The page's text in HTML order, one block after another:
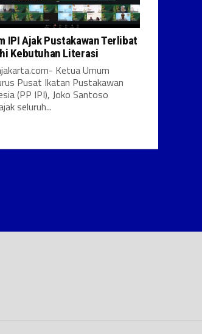
IPI Ajak Pustakawan Terlibat
Kebutuhan Literasi
Ketua Umum
Pusat Ikatan Pustakawan
(PP IPI), Joko Santoso
seluruh...